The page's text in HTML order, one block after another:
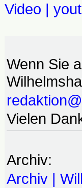
Video |
Wenn Sie
Vielen
Archiv:
Archiv |